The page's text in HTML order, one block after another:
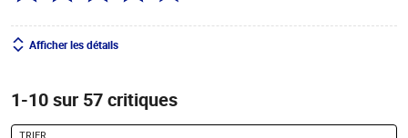
Afficher les détails
1-10 sur 57 critiques